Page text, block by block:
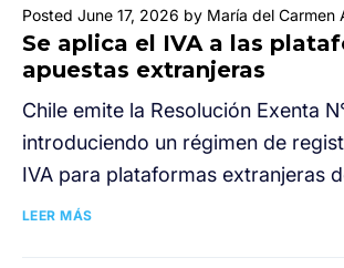
Posted June 17, 2026 by María del Carmen
Se aplica el IVA a las
apuestas extranjeras
Chile emite la Resolución Exenta
introduciendo un régimen de
IVA para plataformas extranjeras
LEER MÁS